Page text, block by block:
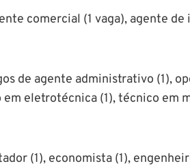
comercial (1 vaga), agente
de agente administrativo (1),
eletrotécnica (1), técnico em
(1), economista (1),